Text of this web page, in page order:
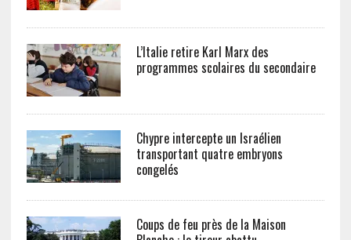
L’Italie retire Karl Marx des
programmes scolaires du secondaire
Chypre intercepte un Israélien
transportant quatre embryons
congelés
Coups de feu près de la Maison